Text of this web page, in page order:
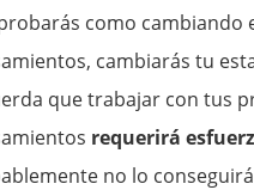
como cambiando
cambiarás tu
que trabajar con tus
requerirá
no lo